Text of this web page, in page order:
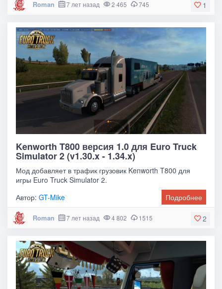
1
Roman 7 лет назад 2 465 745
Kenworth T800 версия 1.0 для Euro Truck
Simulator 2 (v1.30.x - 1.34.x)
Мод добавляет в трафик грузовик Kenworth T800 для
игры Euro Truck Simulator 2.
Автор:GT-Mike Подробнее
2
Roman 7 лет назад 4 802 1515